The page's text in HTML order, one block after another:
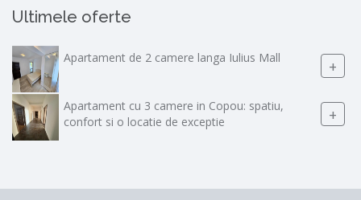
Ultimele oferte
Apartament de 2 camere langa Iulius Mall +
Apartament cu 3 camere in Copou: spatiu,
confort si o locatie de exceptie
+